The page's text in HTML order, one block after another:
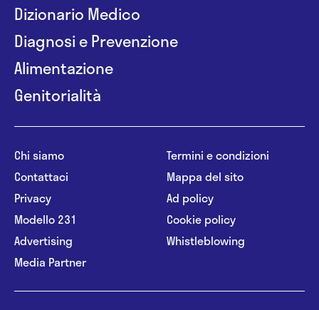
Dizionario Medico
Diagnosi e Prevenzione
Alimentazione
Genitorialità
Chi siamo
Contattaci
Privacy
Modello 231
Advertising
Media Partner
Termini e condizioni
Mappa del sito
Ad policy
Cookie policy
Whistleblowing